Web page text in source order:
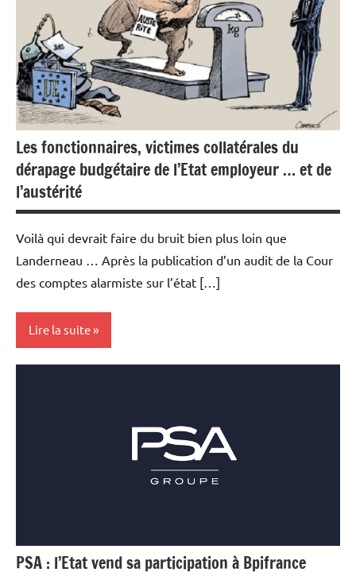
premières
Métaux
précieux
Les fonctionnaires, victimes collatérales du
dérapage budgétaire de l’Etat employeur … et de
l’austérité
Voilà qui devrait faire du bruit bien plus loin que
Landerneau … Après la publication d’un audit de la Cour
des comptes alarmiste sur l’état […]
Lire la suite
PSA : l’Etat vend sa participation à Bpifrance